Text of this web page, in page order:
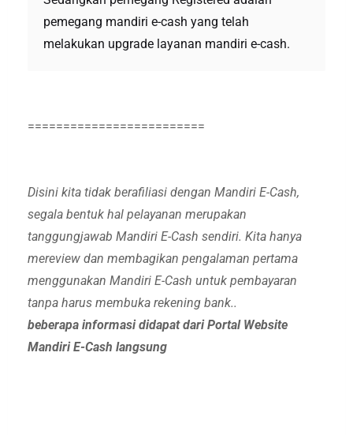
pemegang mandiri e-cash yang telah
melakukan upgrade layanan mandiri e-cash.
=========================
Disini kita tidak berafiliasi dengan Mandiri E-Cash,
segala bentuk hal pelayanan merupakan
tanggungjawab Mandiri E-Cash sendiri. Kita hanya
mereview dan membagikan pengalaman pertama
menggunakan Mandiri E-Cash untuk pembayaran
tanpa harus membuka rekening bank..
beberapa informasi didapat dari Portal Website
Mandiri E-Cash langsung